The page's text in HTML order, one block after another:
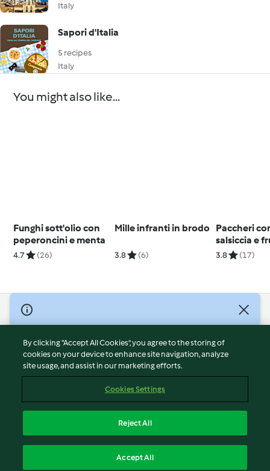
Italy
Sapori d'Italia
5 recipes
Italy
You might also like...
Funghi sott'olio con
peperoncini e menta
4.7 (26)
Mille infranti in brodo
3.8 (6)
Paccheri
salsiccia e
secca
3.8 (17)
© Copyright 2026
Terms of Service
Privacy Policy
Disclaimer
Cookies
Withdraw Contract
By clicking “Accept All Cookies”, you agree to the storing of
cookies on your device to enhance site navigation, analyze
site usage, and assist in our marketing efforts.
Cookies Settings
Reject All
Accept All